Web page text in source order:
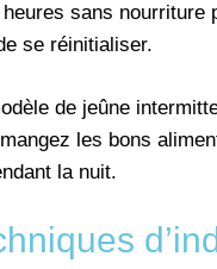
sans
se réinitialiser.
de jeûne
les bons
la nuit.